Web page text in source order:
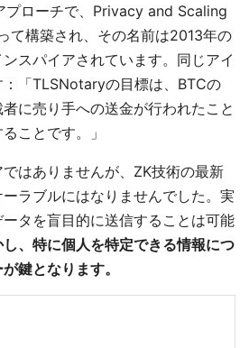
プローチで、Privacy and Scaling
て構築され、その名前は2013年の
ンスパイアされています。同じアイ
「TLSNotaryの目標は、BTCの
に売り手への送金が行われたこと
ことです。」
はありませんが、ZK技術の最新
ラブルにはなりませんでした。実
タを盲目的に送信することは可能
し、特に個人を特定できる情報につ
鍵となります。